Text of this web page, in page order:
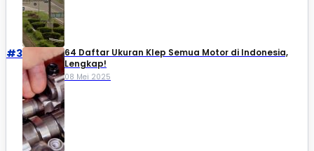
#3
64 Daftar Ukuran Klep Semua Motor di Indonesia,
Lengkap!
08 Mei 2025